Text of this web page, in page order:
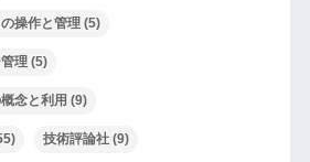
操作と管理(5)
理(5)
念と利用 (9)
技術評論社(9)